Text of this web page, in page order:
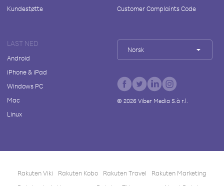
Kundestøtte
Customer Complaints Code
LAST NED
Android
iPhone & iPad
Windows PC
Mac
Linux
Norsk
© 2026Viber Media S.à r.l.
Rakuten Viki Rakuten Kobo Rakuten Travel
Rakuten Marketing